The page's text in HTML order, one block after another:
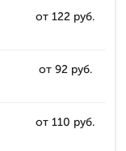
от 122 руб.
от 92 руб.
от 110 руб.